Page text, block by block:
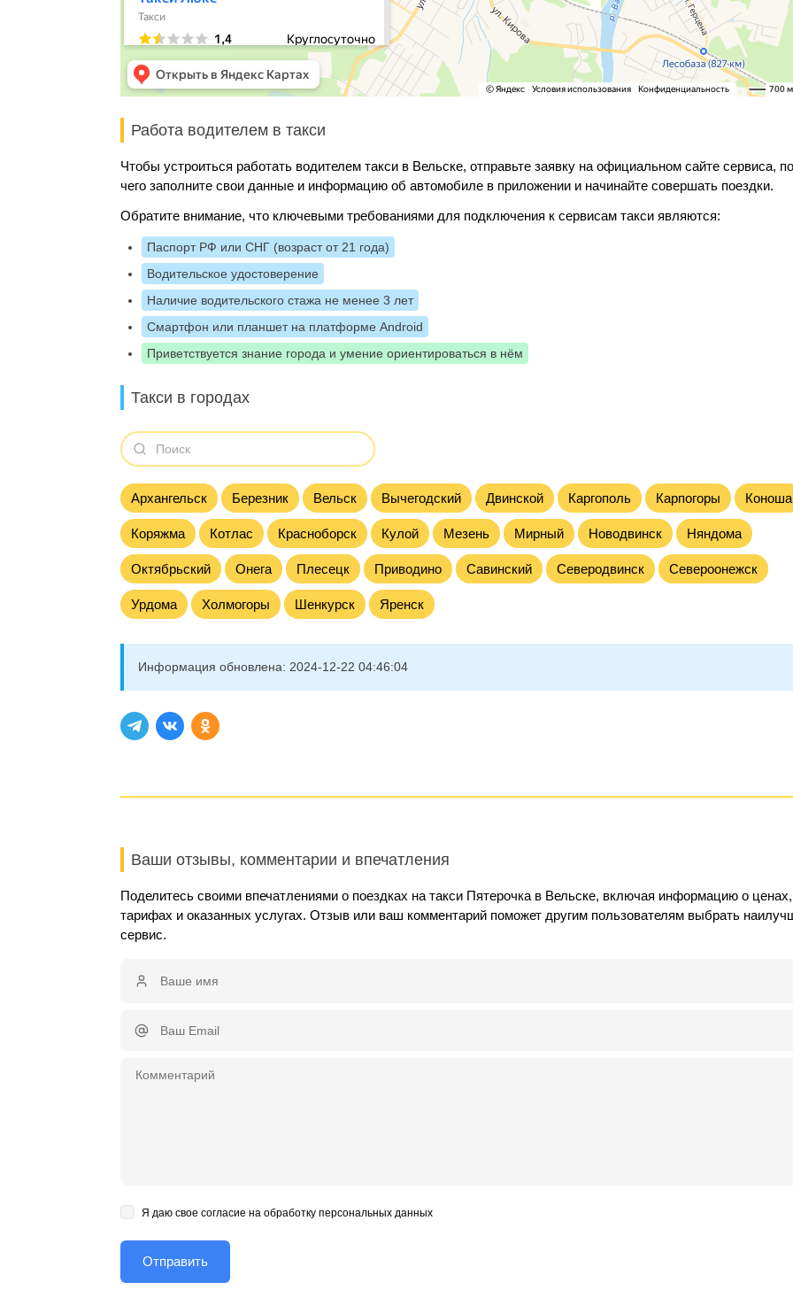
Работа водителем в такси
Чтобы устроиться работать водителем такси в Вельске, отправьте заявку на официальном сайте сервиса,
чего заполните свои данные и информацию об автомобиле в приложении и начинайте совершать поездки.
Обратите внимание, что ключевыми требованиями для подключения к сервисам такси являются:
Паспорт РФ или СНГ (возраст от 21 года)
Водительское удостоверение
Наличие водительского стажа не менее 3 лет
Смартфон или планшет на платформе Android
Приветствуется знание города и умение ориентироваться в нём
Такси в городах
Архангельск Березник Вельск Вычегодский Двинской Каргополь Карпогоры Коноша
Коряжма Котлас Красноборск Кулой Мезень Мирный Новодвинск Няндома
Октябрьский Онега Плесецк Приводино Савинский Северодвинск Североонежск
Урдома Холмогоры Шенкурск Яренск
Информация обновлена: 2024-12-22 04:46:04
Ваши отзывы, комментарии и впечатления
Поделитесь своими впечатлениями о поездках на такси Пятерочка в Вельске, включая информацию о ценах,
тарифах и оказанных услугах. Отзыв или ваш комментарий поможет другим пользователям выбрать
сервис.
Я даю свое согласие на обработку персональных данных